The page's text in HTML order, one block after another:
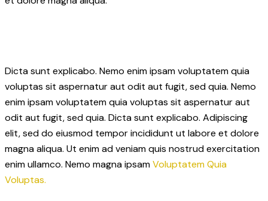
Dicta sunt explicabo. Nemo enim ipsam voluptatem quia
voluptas sit aspernatur aut odit aut fugit, sed quia. Nemo
enim ipsam voluptatem quia voluptas sit aspernatur aut
odit aut fugit, sed quia. Dicta sunt explicabo. Adipiscing
elit, sed do eiusmod tempor incididunt ut labore et dolore
magna aliqua. Ut enim ad veniam quis nostrud exercitation
enim ullamco. Nemo magna ipsamVoluptatem Quia
Voluptas.